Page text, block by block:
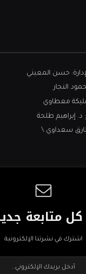
حسن المعيني
النجار
مليكة معطاوي
د. إبراهيم طلحة
طارق سعداوي \
متابعة
اشترك في نشرتنا الإلكترونية